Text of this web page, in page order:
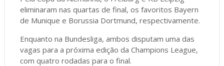
eliminaram nas quartas de final, os favoritos Bayern
de Munique e Borussia Dortmund, respectivamente.
Enquanto na Bundesliga, ambos disputam uma das
vagas para a próxima edição da Champions League,
com quatro rodadas para o final.